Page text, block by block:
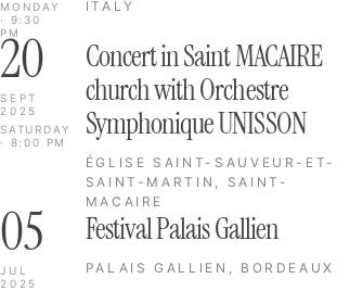
MONDAY
· 9:30
PM
ITALY
20
SEPT
2025
SATURDAY
· 8:00 PM
Concert in Saint MACAIRE
church with Orchestre
Symphonique UNISSON
ÉGLISE SAINT-SAUVEUR-ET-
SAINT-MARTIN, SAINT-
MACAIRE
05
JUL
2025
Festival Palais Gallien
PALAIS GALLIEN, BORDEAUX